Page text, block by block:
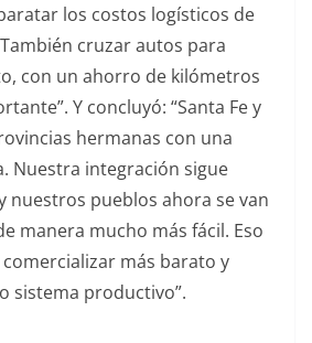
los costos logísticos de
cruzar autos para
con un ahorro de kilómetros
Y concluyó: “Santa Fe y
hermanas con una
Nuestra integración sigue
nuestros pueblos ahora se van
manera mucho más fácil. Eso
más barato y
sistema productivo”.